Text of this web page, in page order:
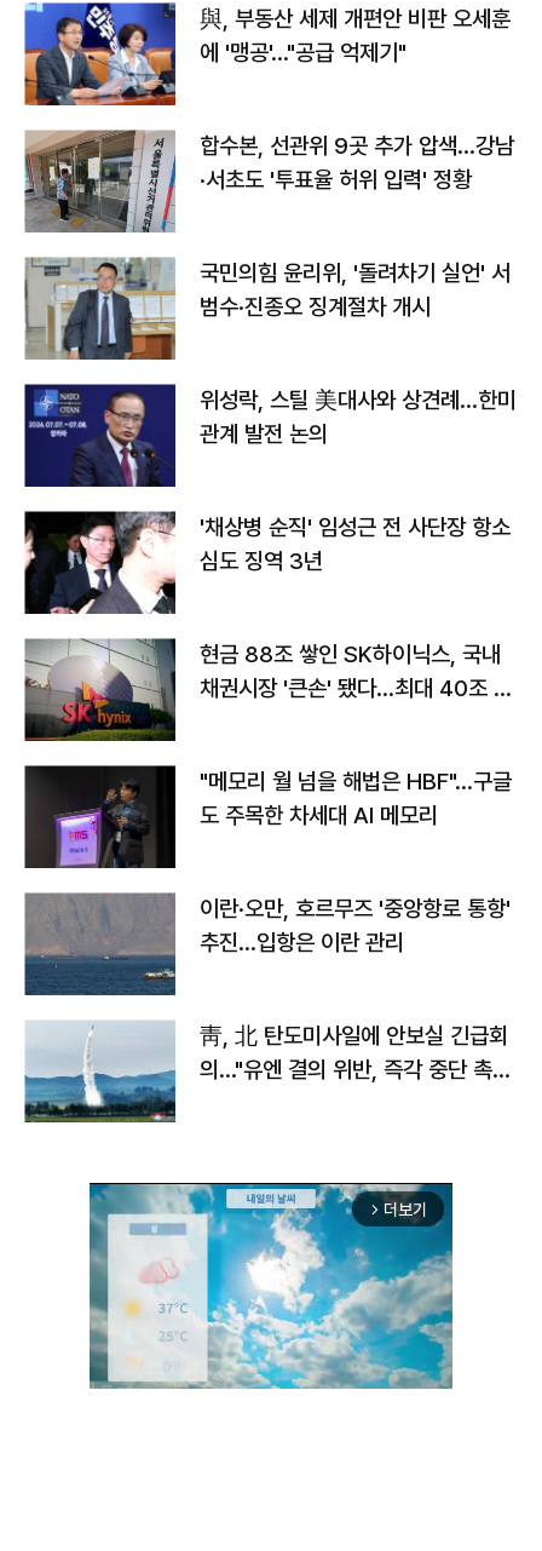
與, 부동산 세제 개편안 비판 오세훈
에 '맹공'…"공급 억제기"
합수본, 선관위 9곳 추가 압색…강남
·서초도 '투표율 허위 입력' 정황
국민의힘 윤리위, '돌려차기 실언' 서
범수·진종오 징계절차 개시
위성락, 스틸 美대사와 상견례…한미
관계 발전 논의
'채상병 순직' 임성근 전 사단장 항소
심도 징역 3년
현금 88조 쌓인 SK하이닉스, 국내
채권시장 '큰손' 됐다…최대 40조 투
"메모리 월 넘을 해법은 HBF"…구글
도 주목한 차세대 AI 메모리
이란·오만, 호르무즈 '중앙항로 통항'
추진…입항은 이란 관리
靑, 北 탄도미사일에 안보실 긴급회
의…"유엔 결의 위반, 즉각 중단 촉
arrow_forward_ios 더보기